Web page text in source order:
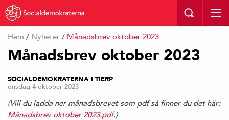
Hem / Nyheter / Månadsbrev oktober 2023
Månadsbrev oktober 2023
SOCIALDEMOKRATERNA I TIERP
onsdag 4 oktober 2023
(Vill du ladda ner månadsbrevet som pdf så finner du det här:
Månadsbrev oktober 2023.pdf.)